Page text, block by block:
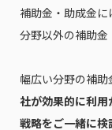
補助金・助成金
分野以外の補助金
幅広い分野の補助
社が効果的に利
戦略をご一緒に検